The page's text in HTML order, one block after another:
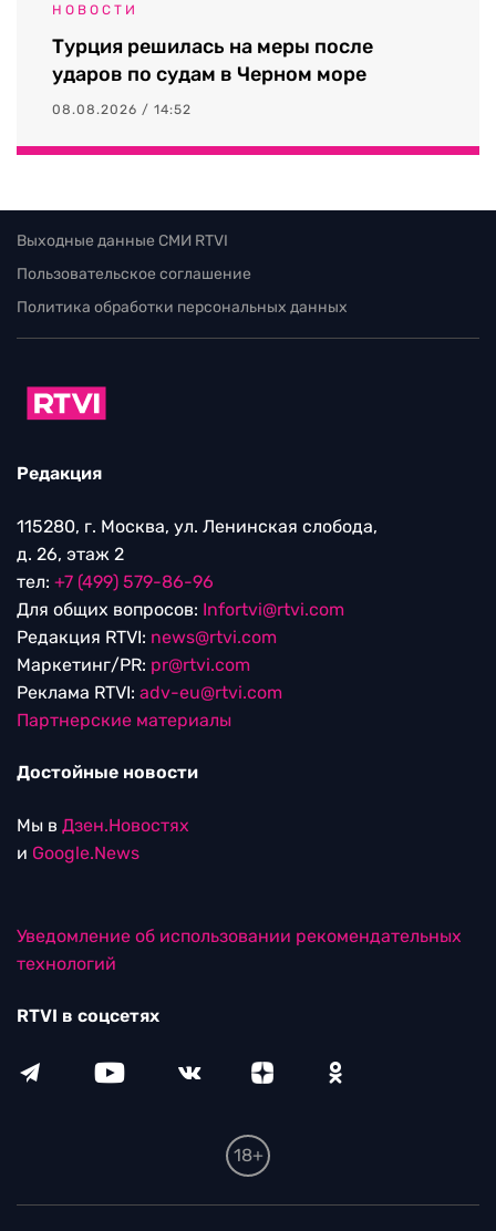
НОВОСТИ
Турция решилась на меры после
ударов по судам в Черном море
08.08.2026 / 14:52
Выходные данные СМИ RTVI
Пользовательское соглашение
Политика обработки персональных данных
Редакция
115280, г. Москва, ул. Ленинская слобода,
д. 26, этаж 2
тел: +7 (499) 579-86-96
Для общих вопросов: Infortvi@rtvi.com
Редакция RTVI: news@rtvi.com
Маркетинг/PR: pr@rtvi.com
Реклама RTVI: adv-eu@rtvi.com
Партнерские материалы
Достойные новости
Мы в Дзен.Новостях
и Google.News
Уведомление об использовании рекомендательных
технологий
RTVI в соцсетях
18+